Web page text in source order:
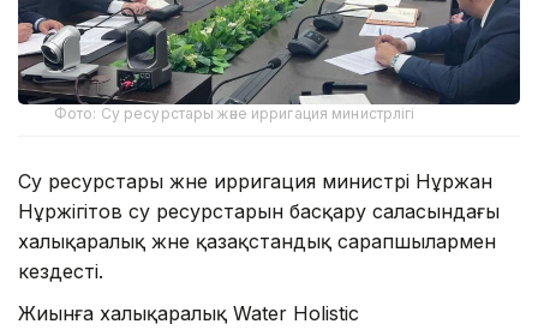
Фото: Су ресурстары және ирригация министрлігі
Су ресурстары және ирригация министрі Нұржан
Нұржігітов су ресурстарын басқару саласындағы
халықаралық және қазақстандық сарапшылармен
кездесті.
Жиынға халықаралық Water Holistic